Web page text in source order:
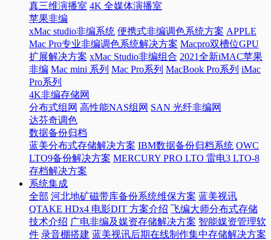
真三维演播室 4K 全媒体演播室
苹果非编
xMac studio非编系统 便携式非编调色系统方案 APPLE
Mac Pro专业非编调色系统解决方案 Macpro双槽位GPU
扩展解决方案 xMac Studio非编组合 2021全新iMAC苹果
非编 Mac mini 系列 Mac Pro系列 MacBook Pro系列 iMac
Pro系列
4K非编存储网
分布式组网 高性能NAS组网 SAN 光纤非编网
达芬奇调色
数据备份归档
蓝美分布式存储解决方案 IBM数据备份归档系统 OWC
LTO9备份解决方案 MERCURY PRO LTO 雷电3 LTO-8
存档解决方案
系统集成
全部 河北地矿磁带库备份系统维保方案 蓝美视讯
QTAKE HDx4 电影DIT 方案介绍 飞编大师分布式存储
技术介绍 广电非编及媒资存储解决方案 智能媒资管理软
件 录音棚搭建 蓝美视讯后期在线制作集中存储解决方案